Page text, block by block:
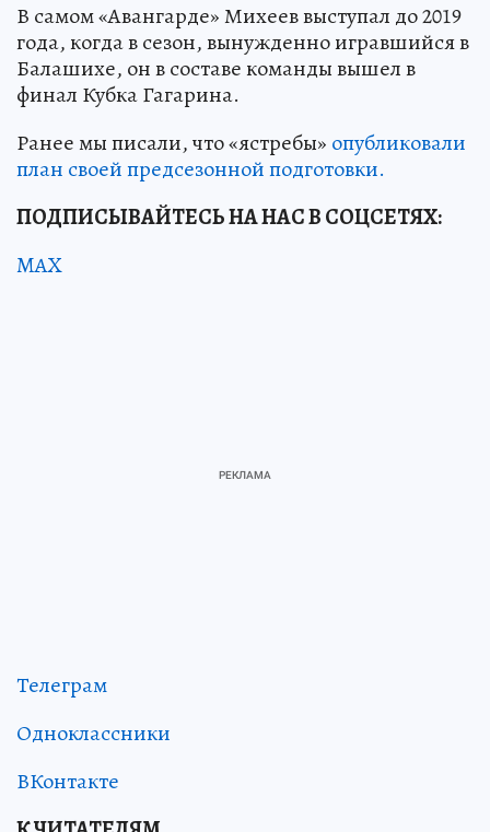
В самом «Авангарде» Михеев выступал до 2019
года, когда в сезон, вынужденно игравшийся в
Балашихе, он в составе команды вышел в
финал Кубка Гагарина.
Ранее мы писали, что «ястребы» опубликовали
план своей предсезонной подготовки.
ПОДПИСЫВАЙТЕСЬ НА НАС В СОЦСЕТЯХ:
MAX
Телеграм
Одноклассники
ВКонтакте